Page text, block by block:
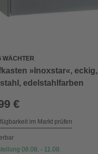
WÄCHTER
»Inoxstar«, eckig,
edelstahlfarben
€
im Markt prüfen
08.08. - 11.08.